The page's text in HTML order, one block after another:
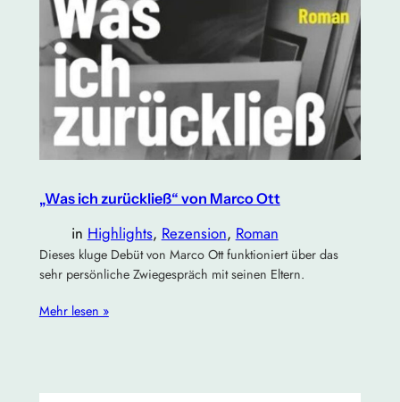
„Was ich zurückließ“ von Marco Ott
in Highlights, Rezension, Roman
Dieses kluge Debüt von Marco Ott funktioniert über das
sehr persönliche Zwiegespräch mit seinen Eltern.
Mehr lesen »